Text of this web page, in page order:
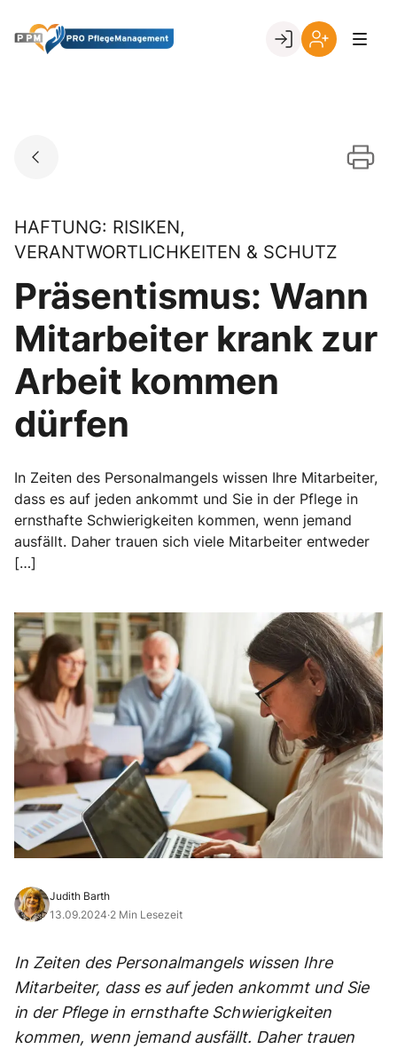
content
Go to landing page.
HAFTUNG: RISIKEN,
VERANTWORTLICHKEITEN & SCHUTZ
Präsentismus: Wann
Mitarbeiter krank zur
Arbeit kommen
dürfen
In Zeiten des Personalmangels wissen Ihre Mitarbeiter,
dass es auf jeden ankommt und Sie in der Pflege in
ernsthafte Schwierigkeiten kommen, wenn jemand
ausfällt. Daher trauen sich viele Mitarbeiter entweder
[…]
Judith Barth
13.09.2024·2 Min Lesezeit
In Zeiten des Personalmangels wissen Ihre
Mitarbeiter, dass es auf jeden ankommt und Sie
in der Pflege in ernsthafte Schwierigkeiten
kommen, wenn jemand ausfällt. Daher trauen